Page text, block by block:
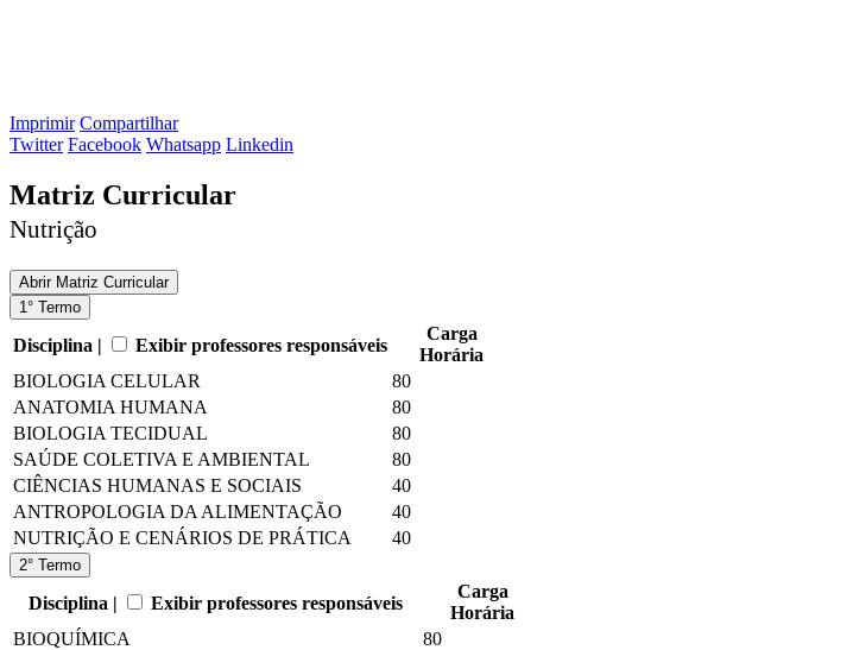
Imprimir Compartilhar
Twitter Facebook Whatsapp Linkedin
Matriz Curricular
Nutrição
AbrirMatriz Curricular
1° Termo
Disciplina | Exibir professores responsáveis
Carga
Horária
BIOLOGIA CELULAR
80
ANATOMIA HUMANA
80
BIOLOGIA TECIDUAL
80
SAÚDE COLETIVA E AMBIENTAL
80
CIÊNCIAS HUMANAS E SOCIAIS
40
ANTROPOLOGIA DA ALIMENTAÇÃO
40
NUTRIÇÃO E CENÁRIOS DE PRÁTICA
40
2° Termo
Disciplina | Exibir professores responsáveis
Carga
Horária
BIOQUÍMICA
80